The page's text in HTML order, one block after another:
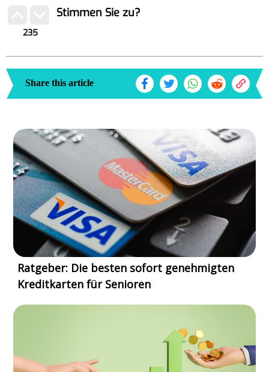
235
Stimmen Sie zu?
Share this article
Ratgeber: Die besten sofort genehmigten
Kreditkarten für Senioren